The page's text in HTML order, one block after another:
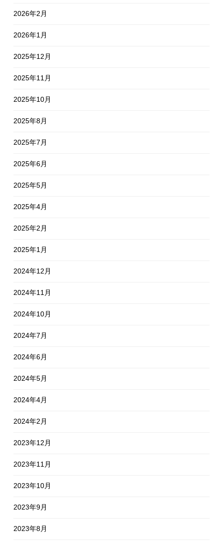
2026年2月
2026年1月
2025年12月
2025年11月
2025年10月
2025年8月
2025年7月
2025年6月
2025年5月
2025年4月
2025年2月
2025年1月
2024年12月
2024年11月
2024年10月
2024年7月
2024年6月
2024年5月
2024年4月
2024年2月
2023年12月
2023年11月
2023年10月
2023年9月
2023年8月